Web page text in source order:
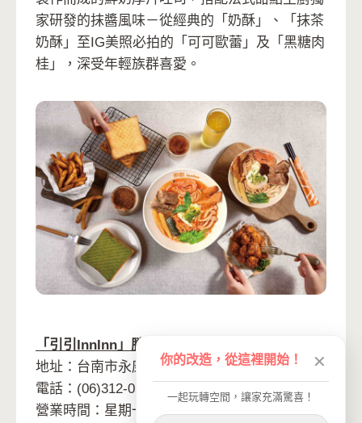
家研發的抹醬風味－從經典的「奶酥」、「抹茶
奶酥」至IG美照必拍的「可可歐蕾」及「黑糖肉
桂」，深受年輕族群喜愛。
「引引InnInn」勝學店
地址：台南市永康區勝學路240號
電話：(06)312-0599
營業時間：星期一至星期日10:00~21:00
你的改造，從這裡開始！ ✕
一起玩轉空間，讓家充滿驚喜！